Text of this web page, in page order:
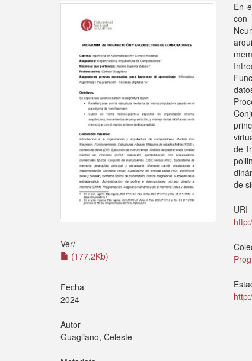
Ver/
(177.2Kb)
Fecha
2024
Autor
Guagliano, Celeste
En
con
de
de
URI